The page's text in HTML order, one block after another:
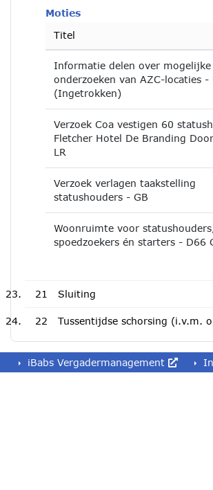
Moties
Titel
Informatie delen over mogelijke
onderzoeken van AZC-locaties -
(Ingetrokken)
Verzoek Coa vestigen 60
Fletcher Hotel De Branding
LR
Verzoek verlagen taakstelling
statushouders - GB
Woonruimte voor
spoedzoekers én starters - D66
21 Sluiting
22 Tussentijdse schorsing (i.v.m.
iBabs Vergadermanagement